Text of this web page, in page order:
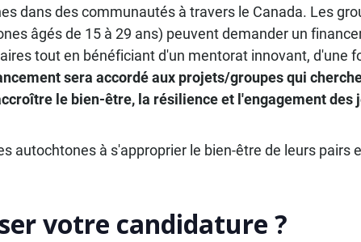
dans des communautés à travers le Canada. Les
âgés de 15 à 29 ans) peuvent demander un
tout en bénéficiant d'un mentorat innovant, d'une
sera accordé aux projets/groupes qui
le bien-être, la résilience et l'engagement des
autochtones à s'approprier le bien-être de leurs pairs
votre candidature ?